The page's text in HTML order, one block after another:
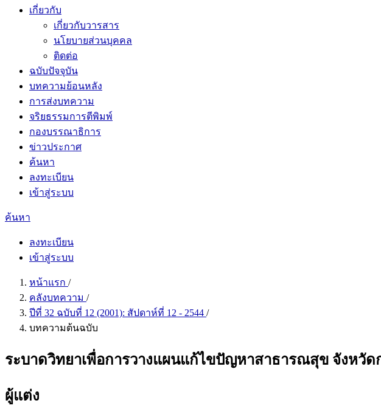
เกี่ยวกับ
เกี่ยวกับวารสาร
นโยบายส่วนบุคคล
ติดต่อ
ฉบับปัจจุบัน
บทความย้อนหลัง
การส่งบทความ
จริยธรรมการตีพิมพ์
กองบรรณาธิการ
ข่าวประกาศ
ค้นหา
ลงทะเบียน
เข้าสู่ระบบ
ค้นหา
ลงทะเบียน
เข้าสู่ระบบ
หน้าแรก /
คลังบทความ /
ปีที่ 32 ฉบับที่ 12 (2001): สัปดาห์ที่ 12 - 2544 /
บทความต้นฉบับ
ระบาดวิทยาเพื่อการวางแผนแก้ไขปัญหาสาธารณสุข จังหวัด
ผู้แต่ง